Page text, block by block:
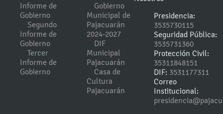
Informe de
Gobierno
Segundo
Informe de
Gobierno
Tercer
Informe de
Gobierno
Gobierno
Municipal de
Pajacuarán
2024-2027
DIF
Municipal
Pajacuarán
Casa de
Cultura
Pajacuarán
Presidencia:
3535730115
Seguridad Pública:
3535731360
Protección Civil:
35311848151
DIF: 3531177311
Correo
Institucional: